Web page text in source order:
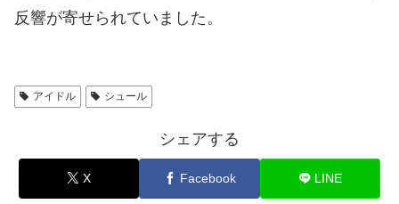
反響が寄せられていました。
アイドル シュール
シェアする
X Facebook LINE